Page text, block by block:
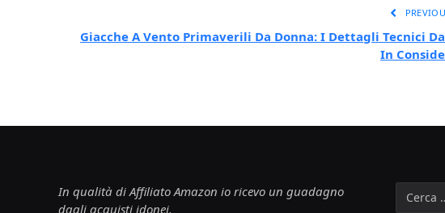
Giacche A Vento Primaverili Da Donna: I Dettagli Tecnici
In
In qualità di Affiliato Amazon io ricevo un guadagno
dagli acquisti idonei.